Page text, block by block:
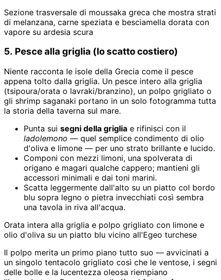
Sezione trasversale di moussaka greca che mostra strati
di melanzana, carne speziata e besciamella dorata con
vapore su ardesia scura
5. Pesce alla griglia (lo scatto costiero)
Niente racconta le isole della Grecia come il pesce
appena tolto dalla griglia. Un pesce intero alla griglia
(tsipoura/orata o lavraki/branzino), un polpo grigliato o
gli shrimp saganaki portano in un solo fotogramma tutta
la storia della taverna sul mare.
Punta sui segni della griglia e rifinisci con il
ladolemono — quel semplice condimento di olio
d'oliva e limone — per uno strato brillante e lucido.
Componi con mezzi limoni, una spolverata di
origano e magari qualche cappero; mantieni gli
accessori minimali e dai toni marini.
Scatta leggermente dall'alto su un piatto col bordo
blu sopra legno o pietra invecchiati così sembra
una tavola in riva all'acqua.
Orata intera alla griglia e polpo grigliato con limone e
olio d'oliva su un piatto blu vicino all'Egeo turchese
Il polpo merita un primo piano tutto suo — avvicinati a
un singolo tentacolo grigliato così che le ventose, i segni
delle bolle e la lucentezza oleosa riempiano